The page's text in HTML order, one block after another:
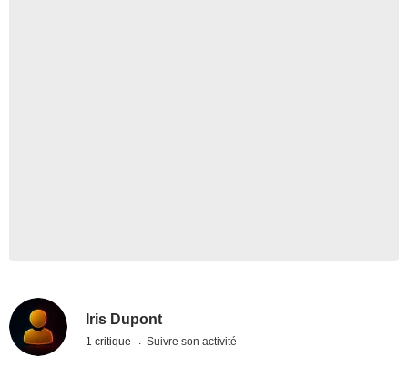
Iris Dupont
1 critique Suivre son activité